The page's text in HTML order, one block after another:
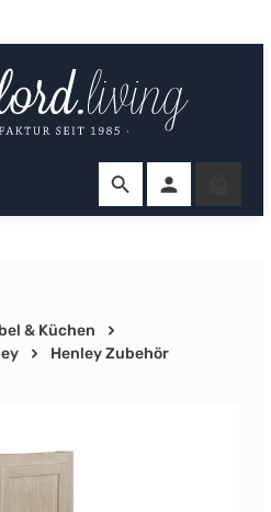
& Küchen
Henley Zubehör